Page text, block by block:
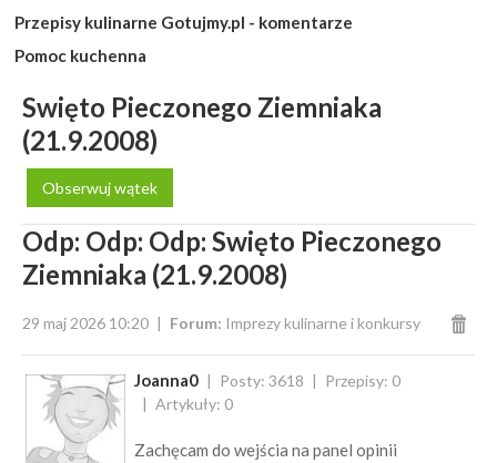
Przepisy kulinarne Gotujmy.pl - komentarze
Pomoc kuchenna
Swięto Pieczonego Ziemniaka
(21.9.2008)
Obserwuj wątek
Odp: Odp: Odp: Swięto Pieczonego
Ziemniaka (21.9.2008)
29 maj 2026 10:20 Forum: Imprezy kulinarne i konkursy
Joanna0 Posty: 3618
Przepisy: 0
Artykuły: 0
Zachęcam do wejścia na panel opinii